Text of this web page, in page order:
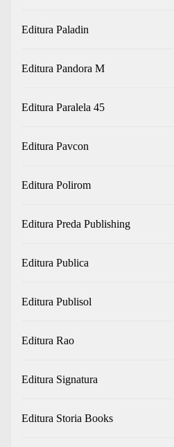
Editura Paladin
Editura Pandora M
Editura Paralela 45
Editura Pavcon
Editura Polirom
Editura Preda Publishing
Editura Publica
Editura Publisol
Editura Rao
Editura Signatura
Editura Storia Books